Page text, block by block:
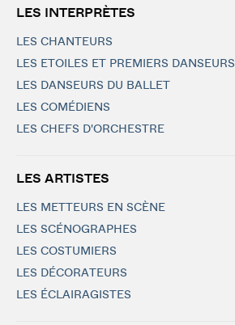
LES INTERPRÈTES
LES CHANTEURS
LES ETOILES ET PREMIERS DANSEURS
LES DANSEURS DU BALLET
LES COMÉDIENS
LES CHEFS D'ORCHESTRE
LES ARTISTES
LES METTEURS EN SCÈNE
LES SCÉNOGRAPHES
LES COSTUMIERS
LES DÉCORATEURS
LES ÉCLAIRAGISTES